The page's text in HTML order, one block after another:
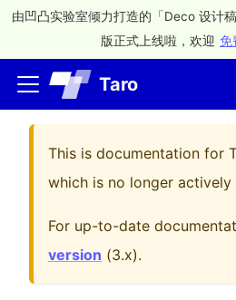
由凹凸实验室倾力打造的「Deco 设计
版正式上线啦，欢迎 免
Taro
This is documentation for
which is no longer actively
For up-to-date
version (3.x).